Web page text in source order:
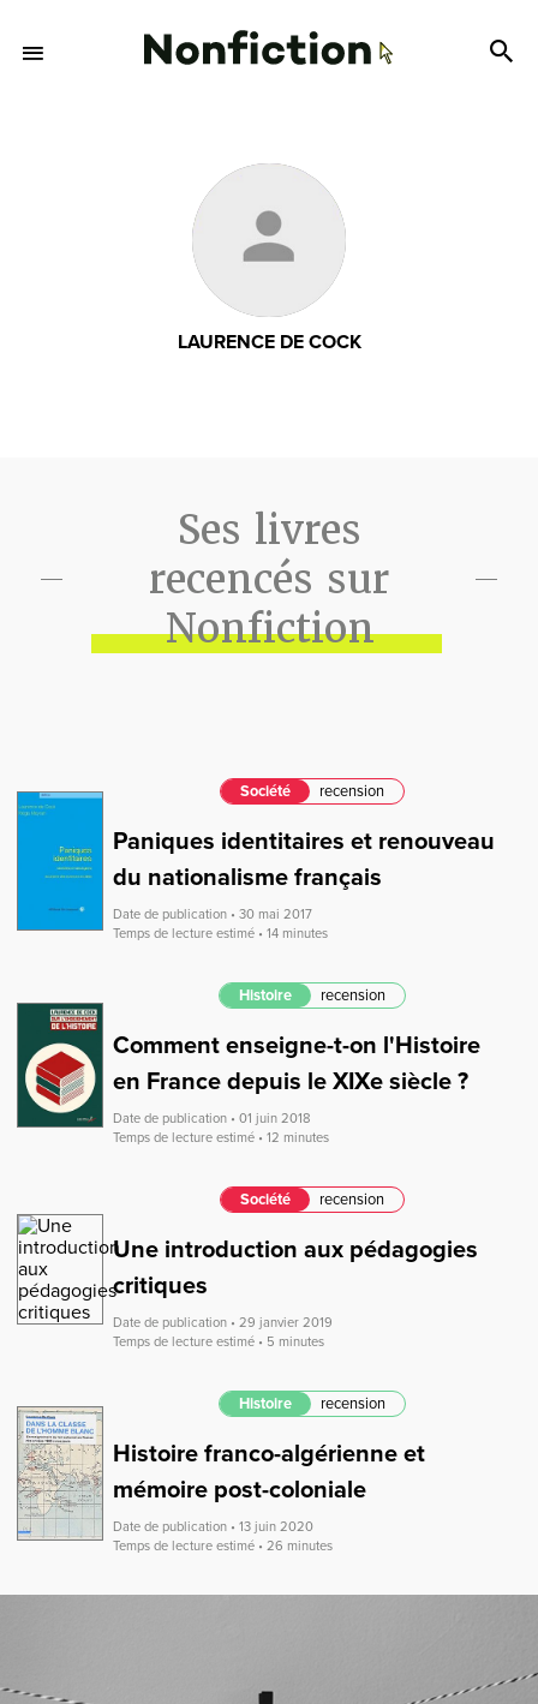
LAURENCE DE COCK
Ses livres
recencés sur
Nonfiction
Société recension
Paniques identitaires et renouveau
du nationalisme français
Date de publication • 30 mai 2017
Temps de lecture estimé • 14 minutes
Histoire recension
Comment enseigne-t-on l'Histoire
en France depuis le XIXe siècle ?
Date de publication • 01 juin 2018
Temps de lecture estimé • 12 minutes
Société recension
Une introduction aux pédagogies
critiques
Date de publication • 29 janvier 2019
Temps de lecture estimé • 5 minutes
Histoire recension
Histoire franco-algérienne et
mémoire post-coloniale
Date de publication • 13 juin 2020
Temps de lecture estimé • 26 minutes